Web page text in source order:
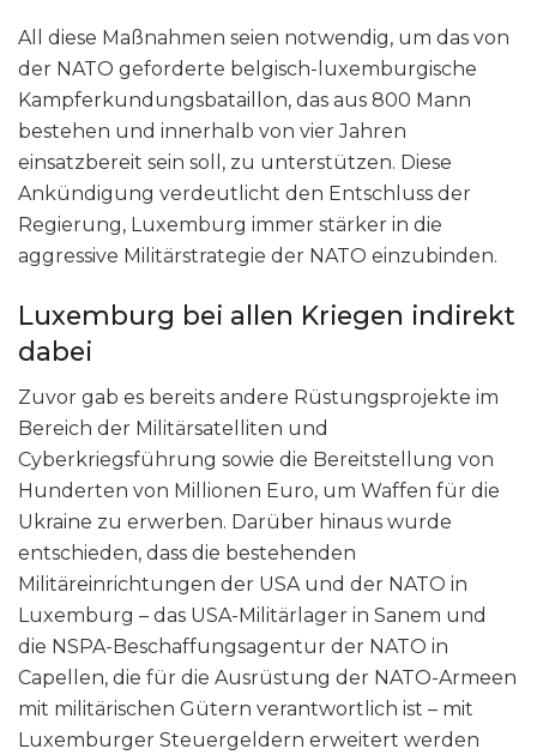
All diese Maßnahmen seien notwendig, um das von
der NATO geforderte belgisch-luxemburgische
Kampferkundungsbataillon, das aus 800 Mann
bestehen und innerhalb von vier Jahren
einsatzbereit sein soll, zu unterstützen. Diese
Ankündigung verdeutlicht den Entschluss der
Regierung, Luxemburg immer stärker in die
aggressive Militärstrategie der NATO einzubinden.
Luxemburg bei allen Kriegen indirekt
dabei
Zuvor gab es bereits andere Rüstungsprojekte im
Bereich der Militärsatelliten und
Cyberkriegsführung sowie die Bereitstellung von
Hunderten von Millionen Euro, um Waffen für die
Ukraine zu erwerben. Darüber hinaus wurde
entschieden, dass die bestehenden
Militäreinrichtungen der USA und der NATO in
Luxemburg – das USA-Militärlager in Sanem und
die NSPA-Beschaffungsagentur der NATO in
Capellen, die für die Ausrüstung der NATO-Armeen
mit militärischen Gütern verantwortlich ist – mit
Luxemburger Steuergeldern erweitert werden